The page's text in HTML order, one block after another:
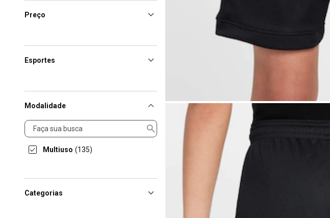
Preço
Esportes
Modalidade
Modalidade
Multiuso (135)
Categorias